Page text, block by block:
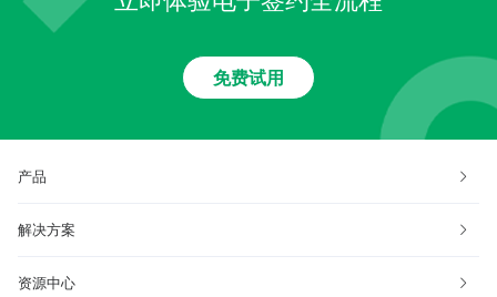
免费试用
产品
解决方案
资源中心